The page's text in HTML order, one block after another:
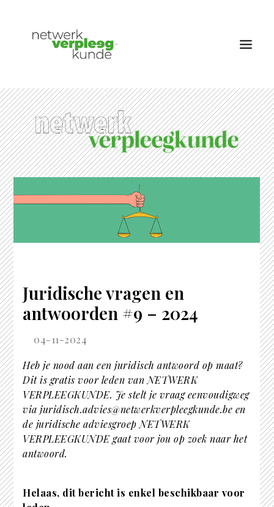
OVER NETWERK VERPLEEGKUNDE
NIEUWS
RUBRIEKEN
EDITIES
VACATURES
Juridische vragen en
antwoorden #9 – 2024
04-11-2024
Heb je nood aan een juridisch antwoord op maat?
Dit is gratis voor leden van NETWERK
VERPLEEGKUNDE. Je stelt je vraag eenvoudigweg
via juridisch.advies@netwerkverpleegkunde.be en
de juridische adviesgroep NETWERK
VERPLEEGKUNDE gaat voor jou op zoek naar het
antwoord.
Helaas, dit bericht is enkel beschikbaar voor